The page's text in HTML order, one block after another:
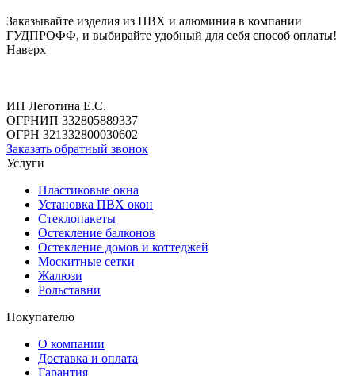
Заказывайте изделия из ПВХ и алюминия в компании
ГУДПРОФФ, и выбирайте удобный для себя способ оплаты!
Наверх
ИП Леготина Е.С.
ОГРНИП 332805889337
ОГРН 321332800030602
Заказать обратный звонок
Услуги
Пластиковые окна
Установка ПВХ окон
Стеклопакеты
Остекление балконов
Остекление домов и коттеджей
Москитные сетки
Жалюзи
Рольставни
Покупателю
О компании
Доставка и оплата
Гарантия